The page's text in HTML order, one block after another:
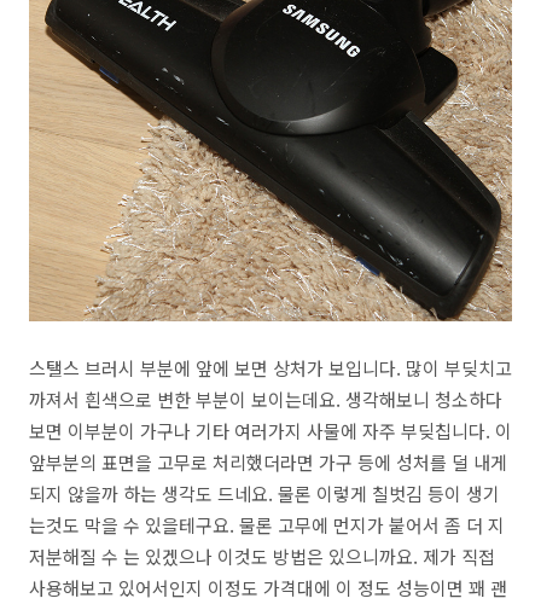
스탤스 브러시 부분에 앞에 보면 상처가 보입니다. 많이 부딪치고
까져서 흰색으로 변한 부분이 보이는데요. 생각해보니 청소하다
보면 이부분이 가구나 기타 여러가지 사물에 자주 부딪칩니다. 이
앞부분의 표면을 고무로 처리했더라면 가구 등에 성처를 덜 내게
되지 않을까 하는 생각도 드네요. 물론 이렇게 칠벗김 등이 생기
는것도 막을 수 있을테구요. 물론 고무에 먼지가 붙어서 좀 더 지
저분해질 수 는 있겠으나 이것도 방법은 있으니까요. 제가 직접
사용해보고 있어서인지 이정도 가격대에 이 정도 성능이면 꽤 괜